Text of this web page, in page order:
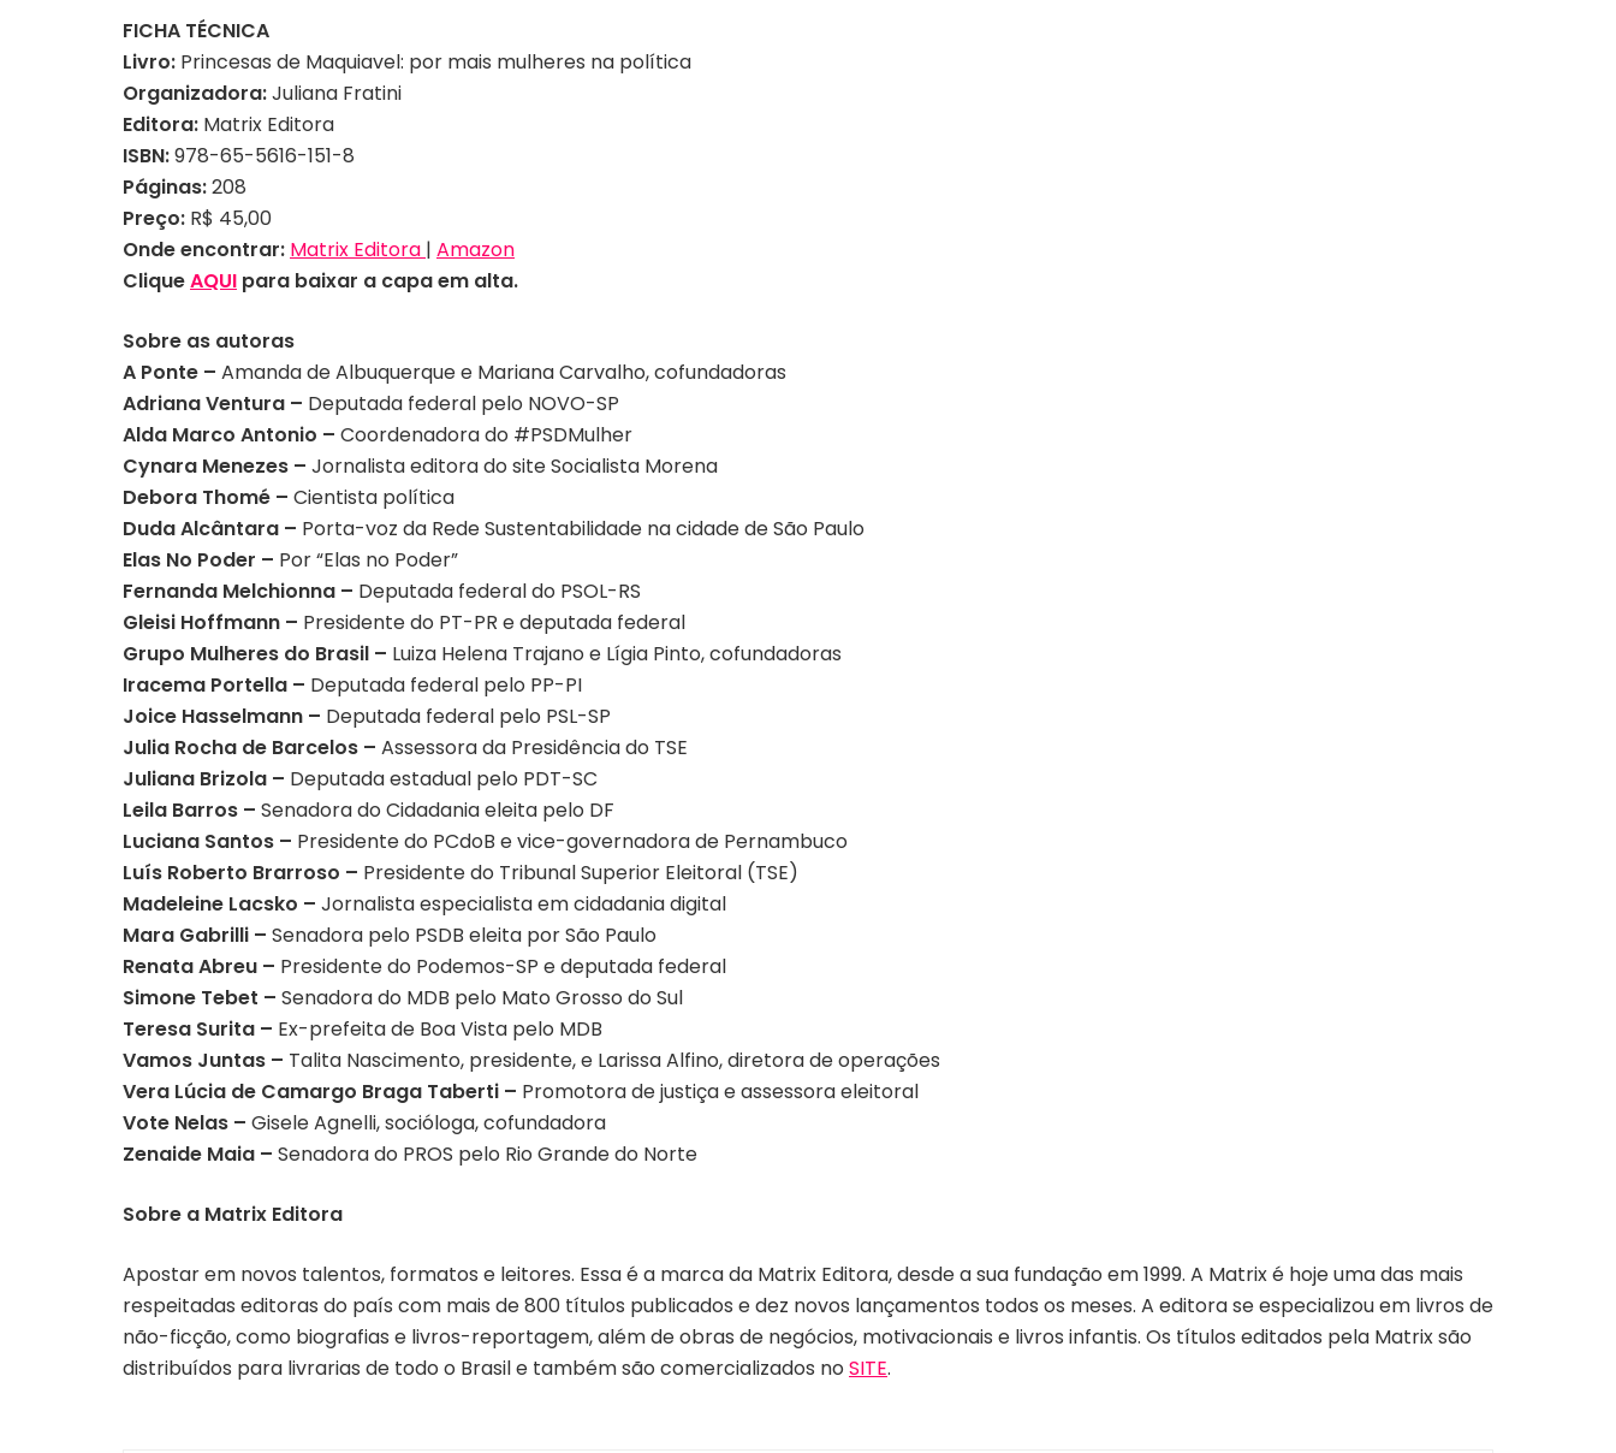
FICHA TÉCNICA
Livro: Princesas de Maquiavel: por mais mulheres na política
Organizadora:Juliana Fratini
Editora: Matrix Editora
ISBN:978-65-5616-151-8
Páginas:208
Preço: R$ 45,00
Onde encontrar: Matrix Editora | Amazon
CliqueAQUI para baixar a capa em alta.
Sobre as autoras
A Ponte – Amanda de Albuquerque e Mariana Carvalho, cofundadoras
Adriana Ventura – Deputada federal pelo NOVO-SP
Alda Marco Antonio – Coordenadora do #PSDMulher
Cynara Menezes – Jornalista editora do site Socialista Morena
Debora Thomé – Cientista política
Duda Alcântara – Porta-voz da Rede Sustentabilidade na cidade de São Paulo
Elas No Poder – Por “Elas no Poder”
Fernanda Melchionna – Deputada federal do PSOL-RS
Gleisi Hoffmann – Presidente do PT-PR e deputada federal
Grupo Mulheres do Brasil – Luiza Helena Trajano e Lígia Pinto, cofundadoras
Iracema Portella – Deputada federal pelo PP-PI
Joice Hasselmann – Deputada federal pelo PSL-SP
Julia Rocha de Barcelos – Assessora da Presidência do TSE
Juliana Brizola – Deputada estadual pelo PDT-SC
Leila Barros – Senadora do Cidadania eleita pelo DF
Luciana Santos – Presidente do PCdoB e vice-governadora de Pernambuco
Luís Roberto Brarroso – Presidente do Tribunal Superior Eleitoral (TSE)
Madeleine Lacsko – Jornalista especialista em cidadania digital
Mara Gabrilli – Senadora pelo PSDB eleita por São Paulo
Renata Abreu – Presidente do Podemos-SP e deputada federal
Simone Tebet – Senadora do MDB pelo Mato Grosso do Sul
Teresa Surita – Ex-prefeita de Boa Vista pelo MDB
Vamos Juntas – Talita Nascimento, presidente, e Larissa Alfino, diretora de operações
Vera Lúcia de Camargo Braga Taberti – Promotora de justiça e assessora eleitoral
Vote Nelas – Gisele Agnelli, socióloga, cofundadora
Zenaide Maia – Senadora do PROS pelo Rio Grande do Norte
Sobre a Matrix Editora
Apostar em novos talentos, formatos e leitores. Essa é a marca da Matrix Editora, desde a sua fundação em 1999. A Matrix é hoje uma das mais
respeitadas editoras do país com mais de 800 títulos publicados e dez novos lançamentos todos os meses. A editora se especializou em livros de
não-ficção, como biografias e livros-reportagem, além de obras de negócios, motivacionais e livros infantis. Os títulos editados pela Matrix são
distribuídos para livrarias de todo o Brasil e também são comercializados no SITE.